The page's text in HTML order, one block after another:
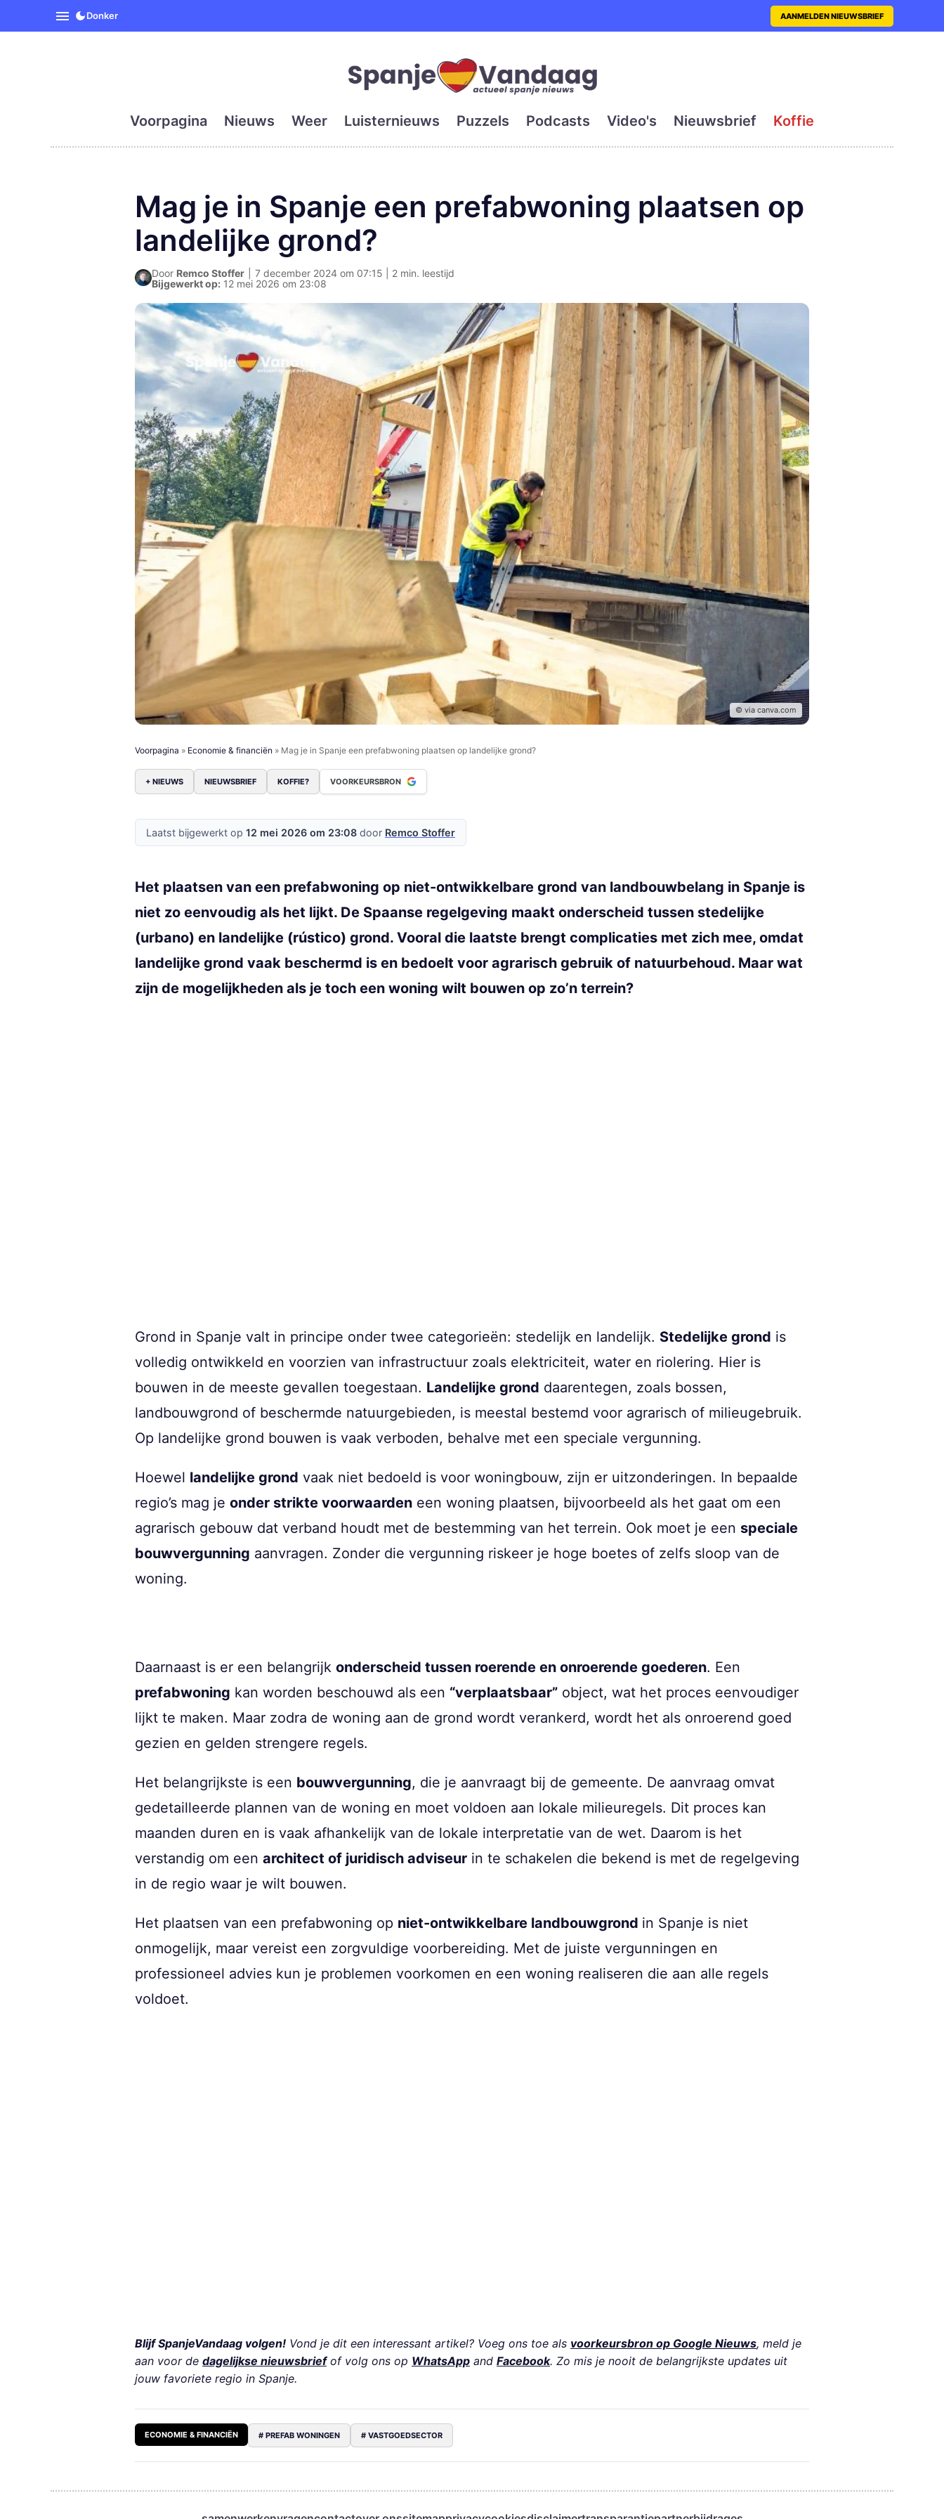
SpanjeVandaag is de eerste en grootste digitale krant met actueel en
Donker AANMELDEN NIEUWSBRIEF
Voorpagina Nieuws Weer Luisternieuws Puzzels Podcasts Video's Nieuwsbrief Koffie
Mag je in Spanje een prefabwoning plaatsen op
landelijke grond?
Door Remco Stoffer
7 december 2024 om 07:15 | 2 min. leestijd
Bijgewerkt op: 12 mei 2026 om 23:08
© via canva.com
Voorpagina » Economie & financiën » Mag je in Spanje een prefabwoning plaatsen op landelijke grond?
+ NIEUWS NIEUWSBRIEF KOFFIE? VOORKEURSBRON
Laatst bijgewerkt op 12 mei 2026 om 23:08 door Remco Stoffer
Het plaatsen van een prefabwoning op niet-ontwikkelbare grond van landbouwbelang in Spanje is
niet zo eenvoudig als het lijkt. De Spaanse regelgeving maakt onderscheid tussen stedelijke
(urbano) en landelijke (rústico) grond. Vooral die laatste brengt complicaties met zich mee, omdat
landelijke grond vaak beschermd is en bedoelt voor agrarisch gebruik of natuurbehoud. Maar wat
zijn de mogelijkheden als je toch een woning wilt bouwen op zo’n terrein?
Grond in Spanje valt in principe onder twee categorieën: stedelijk en landelijk. Stedelijke grond is
volledig ontwikkeld en voorzien van infrastructuur zoals elektriciteit, water en riolering. Hier is
bouwen in de meeste gevallen toegestaan. Landelijke grond daarentegen, zoals bossen,
landbouwgrond of beschermde natuurgebieden, is meestal bestemd voor agrarisch of milieugebruik.
Op landelijke grond bouwen is vaak verboden, behalve met een speciale vergunning.
Hoewel landelijke grond vaak niet bedoeld is voor woningbouw, zijn er uitzonderingen. In bepaalde
regio’s mag je onder strikte voorwaarden een woning plaatsen, bijvoorbeeld als het gaat om een
agrarisch gebouw dat verband houdt met de bestemming van het terrein. Ook moet je een speciale
bouwvergunning aanvragen. Zonder die vergunning riskeer je hoge boetes of zelfs sloop van de
woning.
Daarnaast is er een belangrijk onderscheid tussen roerende en onroerende goederen. Een
prefabwoning kan worden beschouwd als een “verplaatsbaar” object, wat het proces eenvoudiger
lijkt te maken. Maar zodra de woning aan de grond wordt verankerd, wordt het als onroerend goed
gezien en gelden strengere regels.
Het belangrijkste is een bouwvergunning, die je aanvraagt bij de gemeente. De aanvraag omvat
gedetailleerde plannen van de woning en moet voldoen aan lokale milieuregels. Dit proces kan
maanden duren en is vaak afhankelijk van de lokale interpretatie van de wet. Daarom is het
verstandig om een architect of juridisch adviseur in te schakelen die bekend is met de regelgeving
in de regio waar je wilt bouwen.
Het plaatsen van een prefabwoning op niet-ontwikkelbare landbouwgrond in Spanje is niet
onmogelijk, maar vereist een zorgvuldige voorbereiding. Met de juiste vergunningen en
professioneel advies kun je problemen voorkomen en een woning realiseren die aan alle regels
voldoet.
Blijf SpanjeVandaag volgen! Vond je dit een interessant artikel? Voeg ons toe als voorkeursbron op Google Nieuws, meld je
aan voor de dagelijkse nieuwsbriefof volg ons op WhatsApp and Facebook. Zo mis je nooit de belangrijkste updates uit
jouw favoriete regio in Spanje.
ECONOMIE & FINANCIËN # PREFAB WONINGEN # VASTGOEDSECTOR